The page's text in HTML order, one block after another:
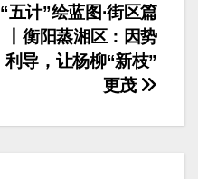
“五计”绘蓝图·街区篇
丨衡阳蒸湘区：因势
利导，让杨柳“新枝”
更茂